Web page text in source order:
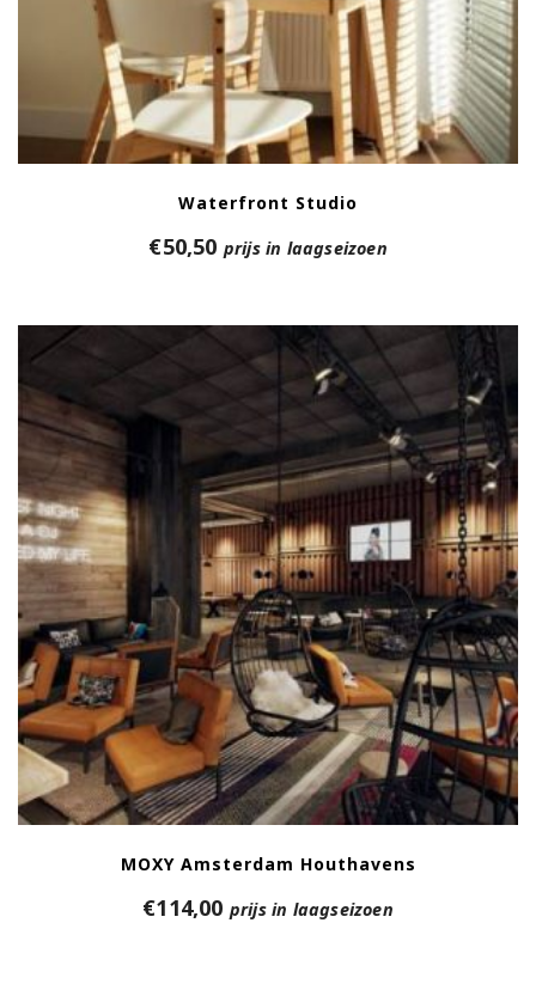
Waterfront Studio
€50,50 prijs in laagseizoen
MOXY Amsterdam Houthavens
€114,00 prijs in laagseizoen